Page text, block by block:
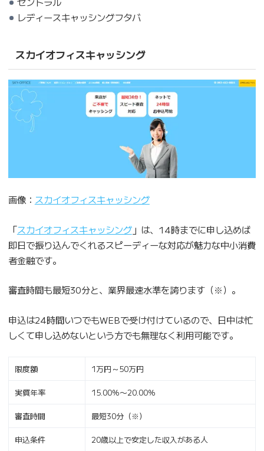
レディースキャッシングフタバ
スカイオフィスキャッシング
画像： スカイオフィスキャッシング
「スカイオフィスキャッシング」は、14時までに申し込めば
即日で振り込んでくれるスピーディーな対応が魅力な中小消費
者金融です。
審査時間も最短30分と、業界最速水準を誇ります（※）。
申込は24時間いつでもWEBで受け付けているので、日中は忙
しくて申し込めないという方でも無理なく利用可能です。
限度額 1万円～50万円
実質年率 15.00％〜20.00％
審査時間 最短30分（※）
申込条件 20歳以上で安定した収入がある人